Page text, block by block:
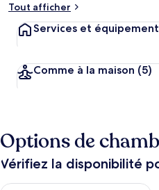
Tout afficher
Services et
Comme à la maison (5)
Options de
Vérifiez la disponibilité